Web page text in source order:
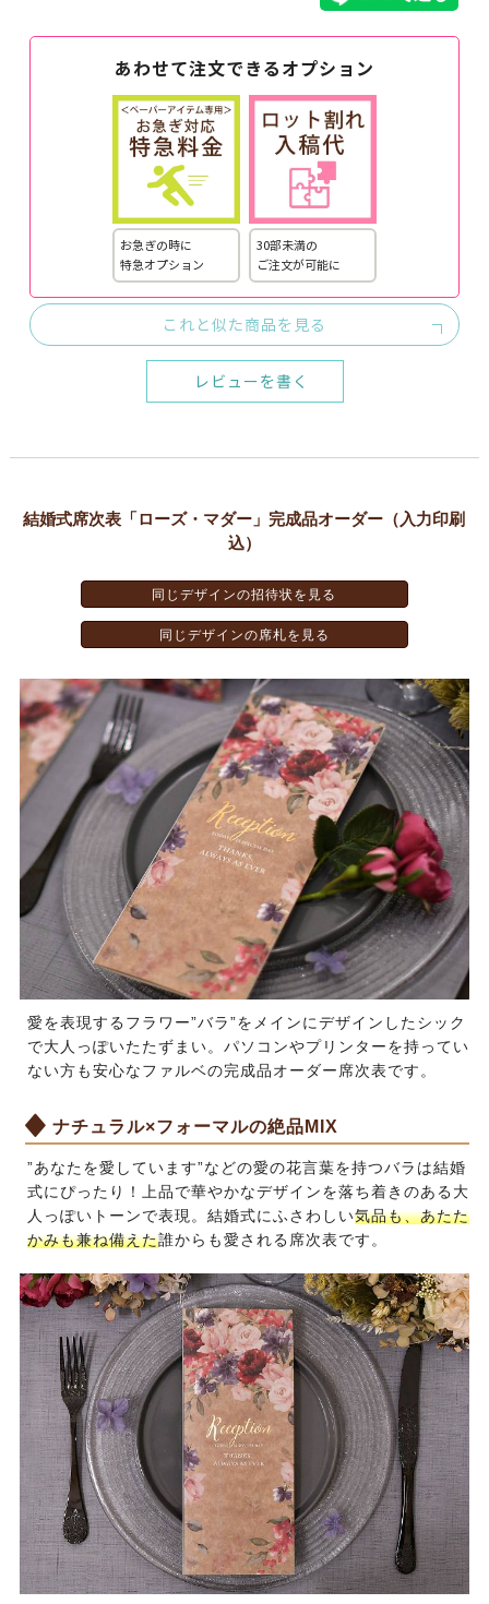
あわせて注文できるオプション
お急ぎの時に
特急オプション
30部未満の
ご注文が可能に
これと似た商品を見る
レビューを書く
結婚式席次表「ローズ・マダー」完成品オーダー（入力印刷
込）
同じデザインの招待状を見る
同じデザインの席札を見る
愛を表現するフラワー”バラ”をメインにデザインしたシック
で大人っぽいたたずまい。パソコンやプリンターを持ってい
ない方も安心なファルベの完成品オーダー席次表です。
ナチュラル×フォーマルの絶品MIX
”あなたを愛しています”などの愛の花言葉を持つバラは結婚
式にぴったり！上品で華やかなデザインを落ち着きのある大
人っぽいトーンで表現。結婚式にふさわしい気品も、あたた
かみも兼ね備えた誰からも愛される席次表です。